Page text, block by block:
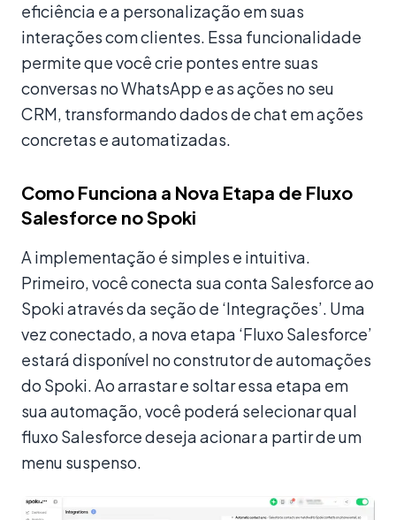
eficiência e a personalização em suas
interações com clientes. Essa funcionalidade
permite que você crie pontes entre suas
conversas no WhatsApp e as ações no seu
CRM, transformando dados de chat em ações
concretas e automatizadas.
Como Funciona a Nova Etapa de Fluxo
Salesforce no Spoki
A implementação é simples e intuitiva.
Primeiro, você conecta sua conta Salesforce ao
Spoki através da seção de ‘Integrações’. Uma
vez conectado, a nova etapa ‘Fluxo Salesforce’
estará disponível no construtor de automações
do Spoki. Ao arrastar e soltar essa etapa em
sua automação, você poderá selecionar qual
fluxo Salesforce deseja acionar a partir de um
menu suspenso.